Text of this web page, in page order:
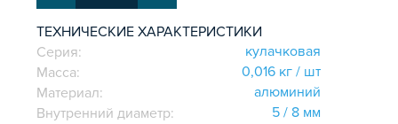
ТЕХНИЧЕСКИЕ ХАРАКТЕРИСТИКИ
Серия:
кулачковая
Масса:
0,016 кг / шт
Материал:
алюминий
Внутренний диаметр:
5 / 8 мм